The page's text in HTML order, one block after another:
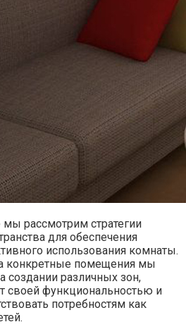
рассмотрим стратегии
для обеспечения
использования комнаты.
конкретные помещения мы
создании различных зон,
своей функциональностью и
потребностям как